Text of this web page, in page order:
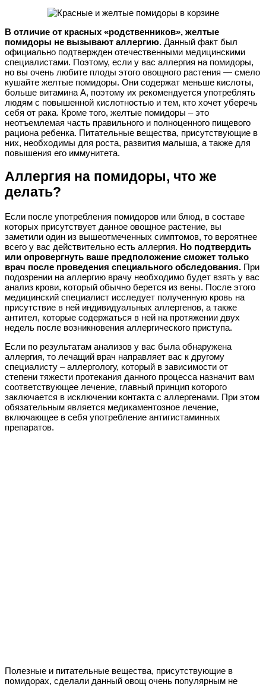
В отличие от красных «родственников», желтые
помидоры не вызывают аллергию. Данный факт был
официально подтвержден отечественными медицинскими
специалистами. Поэтому, если у вас аллергия на помидоры,
но вы очень любите плоды этого овощного растения — смело
кушайте желтые помидоры. Они содержат меньше кислоты,
больше витамина А, поэтому их рекомендуется употреблять
людям с повышенной кислотностью и тем, кто хочет уберечь
себя от рака. Кроме того, желтые помидоры – это
неотъемлемая часть правильного и полноценного пищевого
рациона ребенка. Питательные вещества, присутствующие в
них, необходимы для роста, развития малыша, а также для
повышения его иммунитета.
Аллергия на помидоры, что же
делать?
Если после употребления помидоров или блюд, в составе
которых присутствует данное овощное растение, вы
заметили один из вышеотмеченных симптомов, то вероятнее
всего у вас действительно есть аллергия. Но подтвердить
или опровергнуть ваше предположение сможет только
врач после проведения специального обследования. При
подозрении на аллергию врачу необходимо будет взять у вас
анализ крови, который обычно берется из вены. После этого
медицинский специалист исследует полученную кровь на
присутствие в ней индивидуальных аллергенов, а также
антител, которые содержаться в ней на протяжении двух
недель после возникновения аллергического приступа.
Если по результатам анализов у вас была обнаружена
аллергия, то лечащий врач направляет вас к другому
специалисту – аллергологу, который в зависимости от
степени тяжести протекания данного процесса назначит вам
соответствующее лечение, главный принцип которого
заключается в исключении контакта с аллергенами. При этом
обязательным является медикаментозное лечение,
включающее в себя употребление антигистаминных
препаратов.
Полезные и питательные вещества, присутствующие в
помидорах, сделали данный овощ очень популярным не